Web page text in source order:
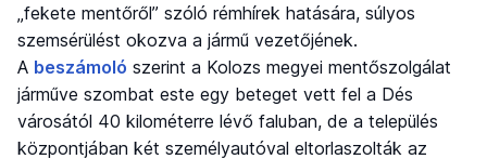
„fekete mentőről” szóló rémhírek hatására, súlyos
szemsérülést okozva a jármű vezetőjének.
A beszámoló szerint a Kolozs megyei mentőszolgálat
járműve szombat este egy beteget vett fel a Dés
városától 40 kilométerre lévő faluban, de a település
központjában két személyautóval eltorlaszolták az